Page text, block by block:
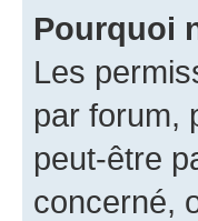
Pourquoi
Les
par forum,
peut-être
concerné,